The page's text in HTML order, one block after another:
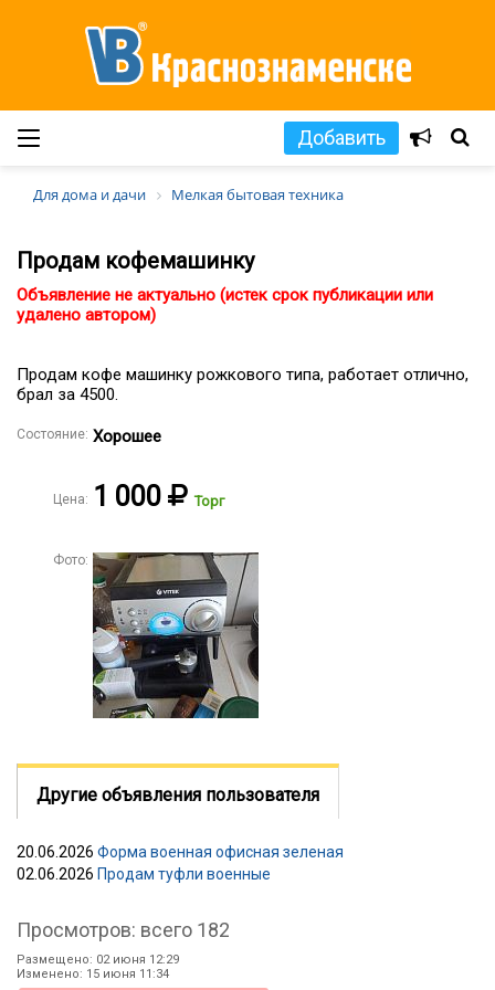
Добавить
Для дома и дачи Мелкая бытовая техника
Продам кофемашинку
Объявление не актуально (истек срок публикации или
удалено автором)
Продам кофе машинку рожкового типа, работает отлично,
брал за 4500.
Состояние: Хорошее
Цена: 1 000 Торг
Фото:
Другие объявления пользователя
20.06.2026 Форма военная офисная зеленая
02.06.2026 Продам туфли военные
Просмотров: всего 182
Размещено: 02 июня 12:29
Изменено: 15 июня 11:34